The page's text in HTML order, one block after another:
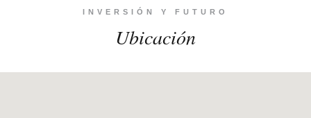
INVERSIÓN Y FUTURO
Ubicación